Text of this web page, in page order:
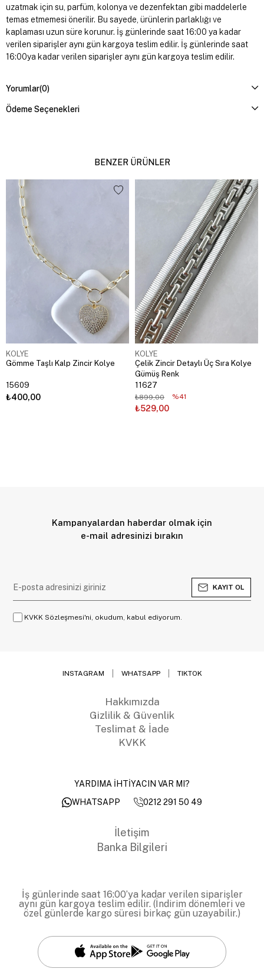
uzatmak için su, parfüm, kolonya ve dezenfektan gibi maddelerle
temas etmemesi önerilir. Bu sayede, ürünlerin parlaklığı ve
kaplaması uzun süre korunur. İş günlerinde saat 16:00 ya kadar
verilen siparişler aynı gün kargoya teslim edilir. İş günlerinde saat
16:00ya kadar verilen siparişler aynı gün kargoya teslim edilir.
Yorumlar(0)
Ödeme Seçenekleri
BENZER ÜRÜNLER
KOLYE
Gömme Taşlı Kalp Zincir Kolye
15609
₺400,00
KOLYE
Çelik Zincir Detaylı Üç Sıra Kolye
Gümüş Renk
11627
₺529,00
₺899,00 %41
Kampanyalardan haberdar olmak için
e-mail adresinizi bırakın
KAYIT OL
KVKK Sözleşmesi'ni, okudum, kabul ediyorum.
INSTAGRAM WHATSAPP TIKTOK
Hakkımızda
Gizlilik & Güvenlik
Teslimat & İade
KVKK
YARDIMA İHTİYACIN VAR MI?
WHATSAPP
0212 291 50 49
İletişim
Banka Bilgileri
İş günlerinde saat 16:00’ya kadar verilen siparişler
aynı gün kargoya teslim edilir. (İndirim dönemleri ve
özel günlerde kargo süresi birkaç gün uzayabilir.)